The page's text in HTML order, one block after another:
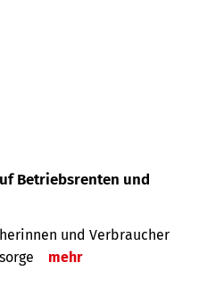
Betriebsrenten und
und Verbraucher
mehr